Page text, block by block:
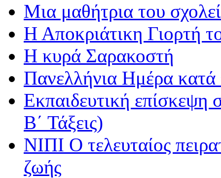
Μια μαθήτρια του
Η Αποκριάτικη Γιορτή
Η κυρά Σαρακοστή
Πανελλήνια Ημέρα κατά
Εκπαιδευτική επίσκεψη
Β΄ Τάξεις)
ΝΙΠΙ Ο τελευταίος
ζωής